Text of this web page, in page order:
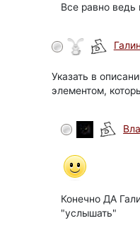
Все равно ведь
Указать в
элементом,
Конечно ДА
"услышать"